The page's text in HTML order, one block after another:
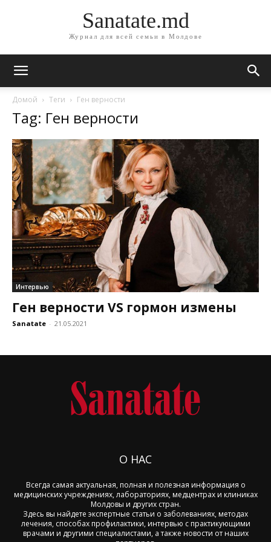
Sanatate.md
Журнал для всей семьи в Молдове
Домой Теги Ген верности
Tag: Ген верности
Интервью
Ген верности VS гормон измены
Sanatate - 21.05.2021
О НАС
Всегда самая актуальная, полная и полезная информация о
медицинских учреждениях, лабораториях, медцентрах и клиниках
Молдовы и других стран.
Здесь вы найдете экспертные статьи о заболеваниях, методах
лечения, способах профилактики, интервью с практикующими
врачами и другими специалистами, а также новости от наших